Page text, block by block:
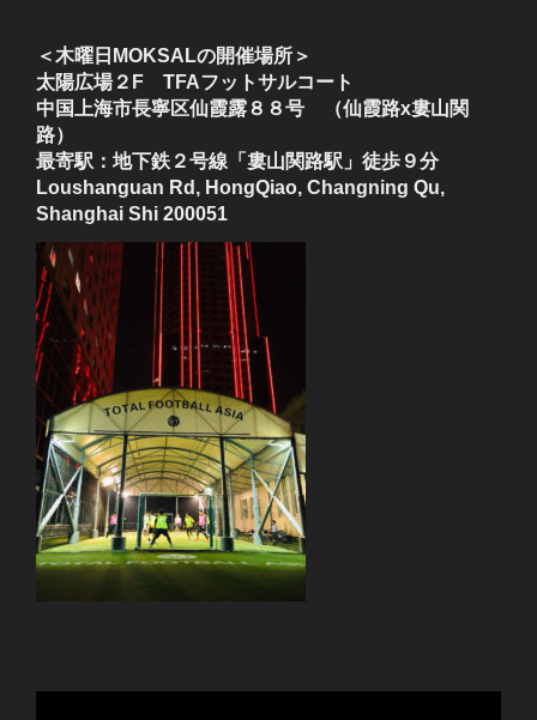
＜木曜日MOKSALの開催場所＞
太陽広場２F TFAフットサルコート
中国上海市長寧区仙霞露８８号 （仙霞路x婁山関
路）
最寄駅：地下鉄２号線「婁山関路駅」徒歩９分
Loushanguan Rd, HongQiao, Changning Qu,
Shanghai Shi 200051